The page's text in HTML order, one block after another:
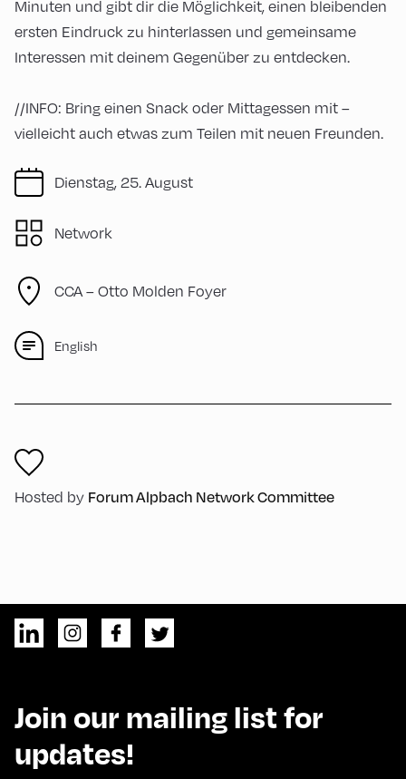
Dienstag, 25. August
Network
CCA – Otto Molden Foyer
English
Minuten und gibt dir die Möglichkeit, einen bleibenden
ersten Eindruck zu hinterlassen und gemeinsame
Interessen mit deinem Gegenüber zu entdecken.
//INFO: Bring einen Snack oder Mittagessen mit –
vielleicht auch etwas zum Teilen mit neuen Freunden.
Hosted by Forum Alpbach Network Committee
Join our mailing list for
updates!